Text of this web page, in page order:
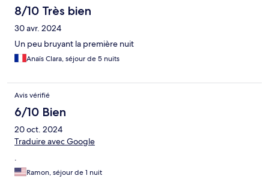
8/10 Très bien
30 avr. 2024
Un peu bruyant la première nuit
Anaïs Clara, séjour de 5 nuits
Avis vérifié
6/10 Bien
20 oct. 2024
Traduire avec Google
.
Ramon, séjour de 1 nuit